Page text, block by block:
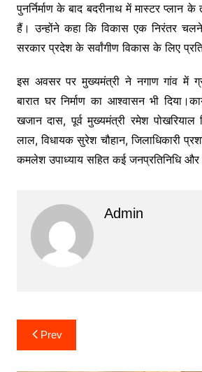
पुनर्निर्माण के बाद बदरीनाथ में मास्टर प्लान
हैं। उन्होंने कहा कि विकास एक निरंतर
सरकार प्रदेश के सर्वांगीण विकास के लिए
इस अवसर पर मुख्यमंत्री ने नगाण गांव में
बारात घर निर्माण का आश्वासन भी
खजान दास, पूर्व मुख्यमंत्री रमेश पोखरियाल
लाल, विधायक सुरेश चौहान, जिलाधिकारी
कमलेश उपाध्याय सहित कई जनप्रतिनिधि और
Admin
Post
navigation
Prev